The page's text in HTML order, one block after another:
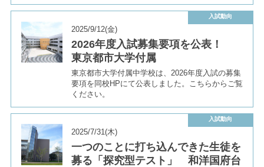
入試動向
2025/9/12(金)
2026年度入試募集要項を公表！
東京都市大学付属
東京都市大学付属中学校は、2026年度入試の募集
要項を同校HPにて公表しました。こちらからご覧
ください。
入試動向
2025/7/31(木)
一つのことに打ち込んできた生徒を
募る「探究型テスト」 和洋国府台